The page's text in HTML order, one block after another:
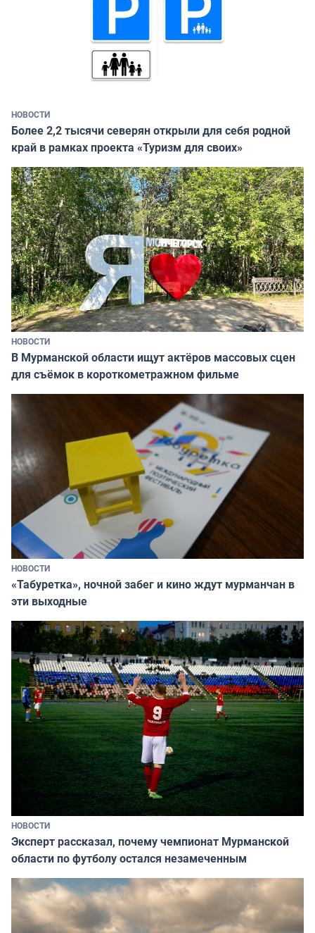
НОВОСТИ
Более 2,2 тысячи северян открыли для себя родной
край в рамках проекта «Туризм для своих»
НОВОСТИ
В Мурманской области ищут актёров массовых сцен
для съёмок в короткометражном фильме
НОВОСТИ
«Табуретка», ночной забег и кино ждут мурманчан в
эти выходные
НОВОСТИ
Эксперт рассказал, почему чемпионат Мурманской
области по футболу остался незамеченным